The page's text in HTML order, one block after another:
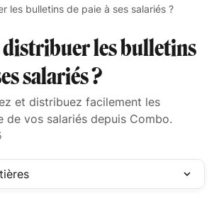
les bulletins de paie à ses salariés ?
les bulletins
salariés ?
et distribuez facilement les
de vos salariés depuis Combo.